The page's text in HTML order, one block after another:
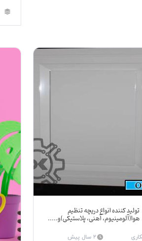
تولید کننده انواع دریچه تنظیم
هوا(آلومینیوم، آهنی، پلاستیکی)و.....
2 سال پیش